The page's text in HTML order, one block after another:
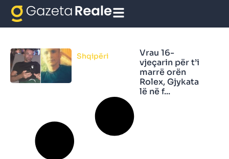
Vrau 16-vjeçarin
Shqipëri
Vrau 16-
vjeçarin për t’i
marrë orën
Rolex, Gjykata
lë në f...